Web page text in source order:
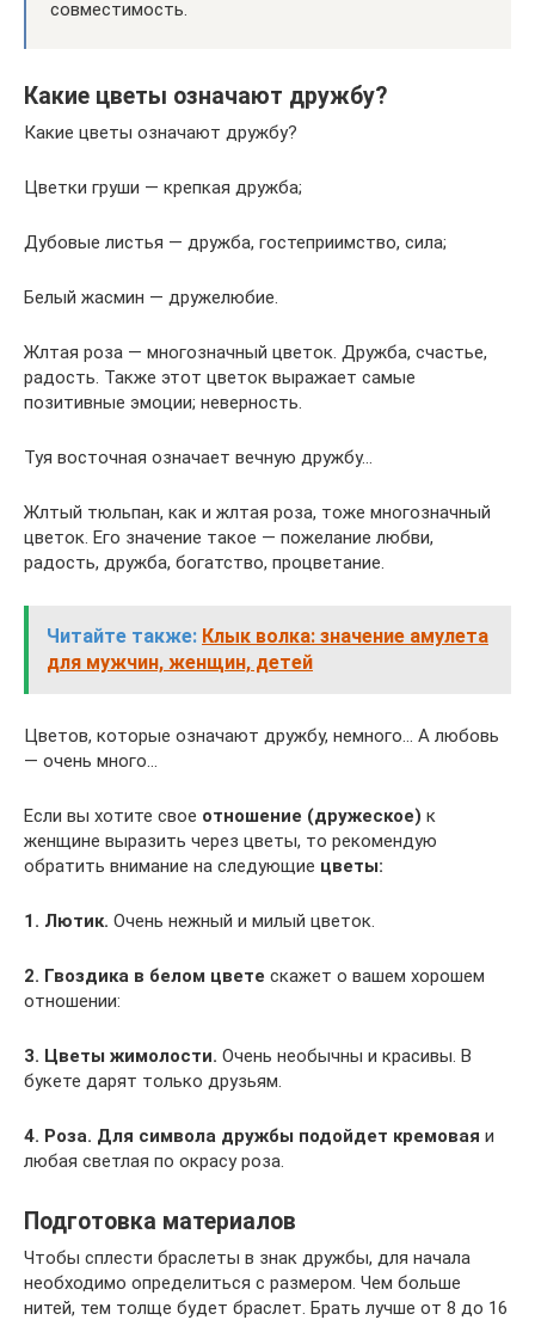
совместимость.
Какие цветы означают дружбу?
Какие цветы означают дружбу?
Цветки груши — крепкая дружба;
Дубовые листья — дружба, гостеприимство, сила;
Белый жасмин — дружелюбие.
Жлтая роза — многозначный цветок. Дружба, счастье,
радость. Также этот цветок выражает самые
позитивные эмоции; неверность.
Туя восточная означает вечную дружбу…
Жлтый тюльпан, как и жлтая роза, тоже многозначный
цветок. Его значение такое — пожелание любви,
радость, дружба, богатство, процветание.
Читайте также: Клык волка: значение амулета
для мужчин, женщин, детей
Цветов, которые означают дружбу, немного… А любовь
— очень много…
Если вы хотите свое отношение (дружеское) к
женщине выразить через цветы, то рекомендую
обратить внимание на следующие цветы:
1. Лютик. Очень нежный и милый цветок.
2. Гвоздика в белом цвете скажет о вашем хорошем
отношении:
3. Цветы жимолости. Очень необычны и красивы. В
букете дарят только друзьям.
4. Роза. Для символа дружбы подойдет кремовая и
любая светлая по окрасу роза.
Подготовка материалов
Чтобы сплести браслеты в знак дружбы, для начала
необходимо определиться с размером. Чем больше
нитей, тем толще будет браслет. Брать лучше от 8 до 16